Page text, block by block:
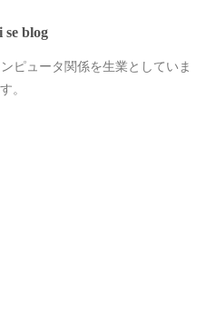
se blog
ピュータ関係を生業としていま
す。